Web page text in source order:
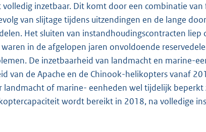
inzetbaar. Dit komt door een combinatie
van slijtage tijdens uitzendingen en de lange
Het sluiten van instandhoudingscontracten
in de afgelopen jaren onvoldoende
De inzetbaarheid van landmacht en marine-
van de Apache en de Chinook-helikopters vanaf
of marine- eenheden wel tijdelijk beperkt
wordt bereikt in 2018, na volledige